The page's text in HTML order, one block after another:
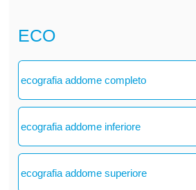
ECO
ecografia addome completo
ecografia addome inferiore
ecografia addome superiore